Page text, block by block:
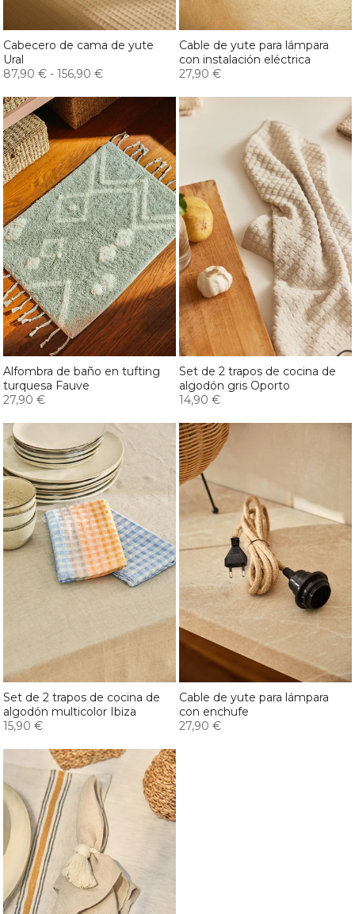
Cabecero de cama de yute
Ural
87,90 € - 156,90 €
Cable de yute para lámpara
con instalación eléctrica
27,90 €
Alfombra de baño en tufting
turquesa Fauve
27,90 €
Set de 2 trapos de cocina de
algodón gris Oporto
14,90 €
Set de 2 trapos de cocina de
algodón multicolor Ibiza
15,90 €
Cable de yute para lámpara
con enchufe
27,90 €